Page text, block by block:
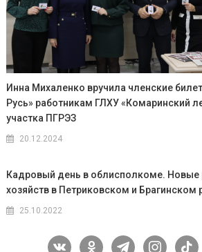
Инна Михаленко вручила членские
Русь» работникам ГЛХУ «Комаринский
участка ПГРЭЗ
20.12.2024
Кадровый день в облисполкоме. Новые
хозяйств в Петриковском и Брагинском
25.10.2022
vkontakteodnoklassniki
telegraminstagram
tiktok